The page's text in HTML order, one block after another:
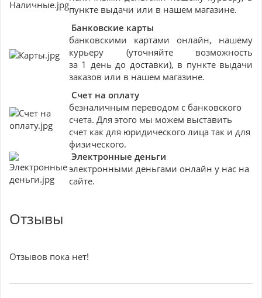
пункте выдачи или в нашем магазине.
Банковские карты
банковскими картами онлайн, нашему
курьеру (уточняйте возможность
за 1 день до доставки), в пункте выдачи
заказов или в нашем магазине.
Счет на оплату
безналичным переводом с банковского
счета. Для этого мы можем выставить
счет как для юридического лица так и для
физического.
Электронные деньги
электронными деньгами онлайн у нас на
сайте.
Отзывы
Отзывов пока нет!